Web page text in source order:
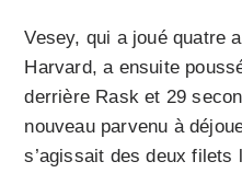
Vesey, qui a joué quatre
Harvard, a ensuite
derrière Rask et 29
nouveau parvenu à
s’agissait des deux